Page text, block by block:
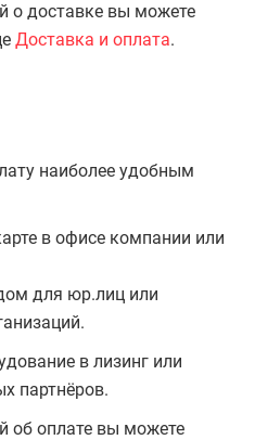
о доставке вы можете
Доставка и оплата.
наиболее удобным
в офисе компании или
для юр.лиц или
в лизинг или
партнёров.
об оплате вы можете